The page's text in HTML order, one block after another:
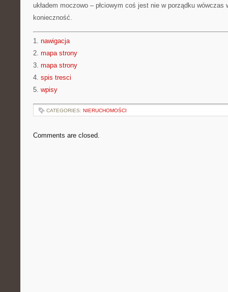
układem moczowo – płciowym coś jest nie w porządku wówczas
konieczność.
1. nawigacja
2. mapa strony
3. mapa strony
4. spis tresci
5. wpisy
CATEGORIES: NIERUCHOMOŚCI
Comments are closed.